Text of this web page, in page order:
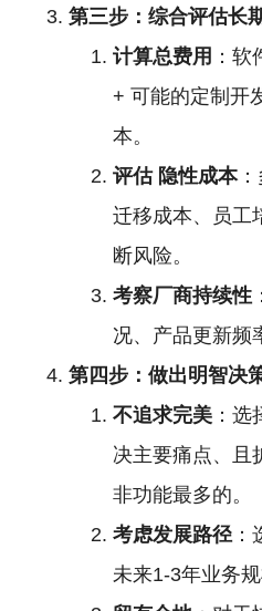
第三步：综合评估长
计算总费用 ：
+ 可能的定制开
本。
评估 隐性成本：
迁移成本、员工
断风险。
考察厂商持续性
况、产品更新频
第四步：做出明智决
不追求完美 ：
决主要痛点、且
非功能最多的。
考虑发展路径：
未来1-3年业务